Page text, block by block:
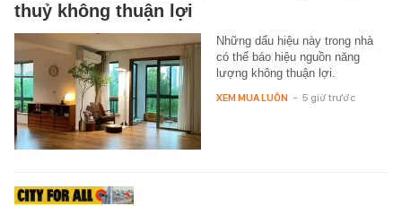
thuỷ không thuận lợi
Những dấu hiệu này trong nhà
có thể báo hiệu nguồn năng
lượng không thuận lợi.
XEM MUA LUÔN - 5 giờ trước